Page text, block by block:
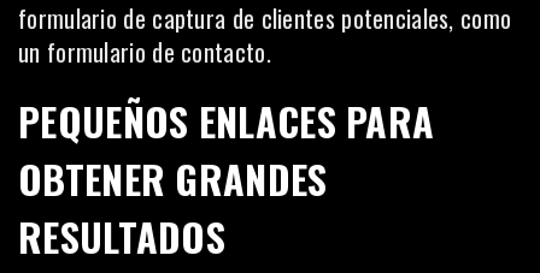
formulario de captura de clientes potenciales, como
un formulario de contacto.
PEQUEÑOS ENLACES PARA
OBTENER GRANDES
RESULTADOS